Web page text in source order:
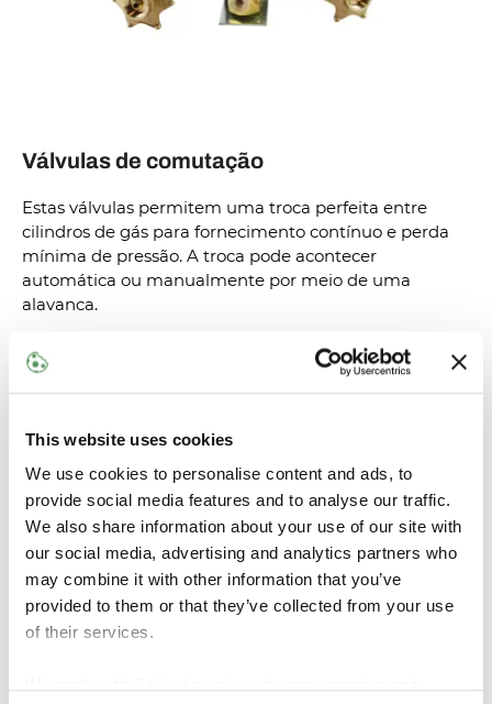
This website uses cookies
We use cookies to personalise content and ads, to
provide social media features and to analyse our traffic.
We also share information about your use of our site with
our social media, advertising and analytics partners who
may combine it with other information that you’ve
provided to them or that they’ve collected from your use
of their services.
Válvulas de comutação
Estas válvulas permitem uma troca perfeita entre
cilindros de gás para fornecimento contínuo e perda
mínima de pressão. A troca pode acontecer
automática ou manualmente por meio de uma
alavanca.